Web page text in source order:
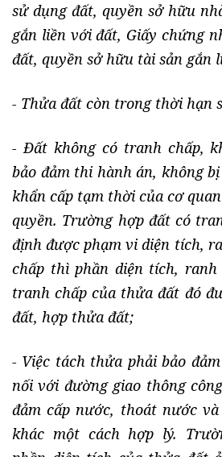
sử dụng đất, quyền sở hữu
gắn liền với đất, Giấy chứng
đất, quyền sở hữu tài sản gắn
- Thửa đất còn trong thời hạn
- Đất không có tranh chấp,
bảo đảm thi hành án, không
khẩn cấp tạm thời của cơ
quyền. Trường hợp đất có
định được phạm vi diện tích,
chấp thì phần diện tích,
tranh chấp của thửa đất đó
đất, hợp thửa đất;
- Việc tách thửa phải bảo
nối với đường giao thông
đảm cấp nước, thoát nước
khác một cách hợp lý.